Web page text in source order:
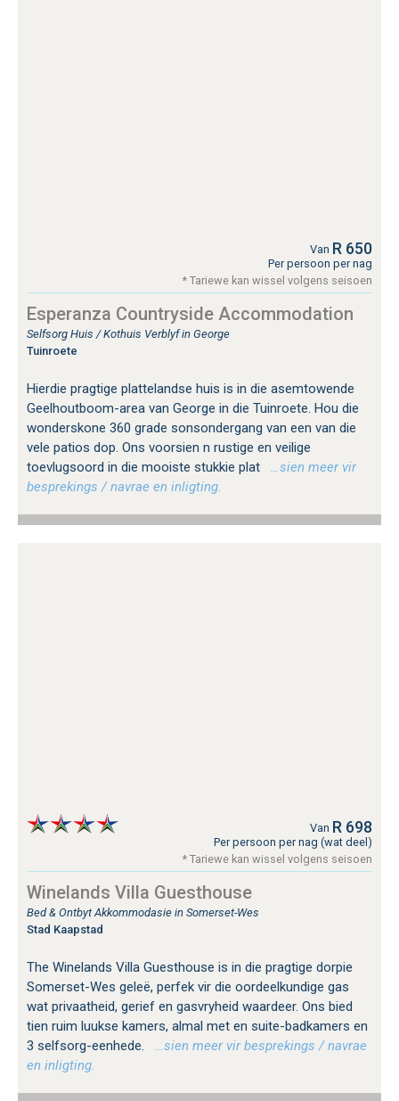
Van R 650
Per persoon per nag
* Tariewe kan wissel volgens seisoen
Esperanza Countryside Accommodation
Selfsorg Huis / Kothuis Verblyf in George
Tuinroete
Hierdie pragtige plattelandse huis is in die asemtowende
Geelhoutboom-area van George in die Tuinroete. Hou die
wonderskone 360 grade sonsondergang van een van die
vele patios dop. Ons voorsien n rustige en veilige
toevlugsoord in die mooiste stukkie plat
…sien meer vir
besprekings / navrae en inligting.
Van R 698
Per persoon per nag (wat deel)
* Tariewe kan wissel volgens seisoen
Winelands Villa Guesthouse
Bed & Ontbyt Akkommodasie in Somerset-Wes
Stad Kaapstad
The Winelands Villa Guesthouse is in die pragtige dorpie
Somerset-Wes geleë, perfek vir die oordeelkundige gas
wat privaatheid, gerief en gasvryheid waardeer. Ons bied
tien ruim luukse kamers, almal met en suite-badkamers en
3 selfsorg-eenhede.
…sien meer vir besprekings / navrae
en inligting.